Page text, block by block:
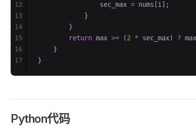
                sec_max
= nums[i];
            }
        }
        return
max >= (2 * sec_max) ?
    }
}
12
13
14
15
16
17
Python代码